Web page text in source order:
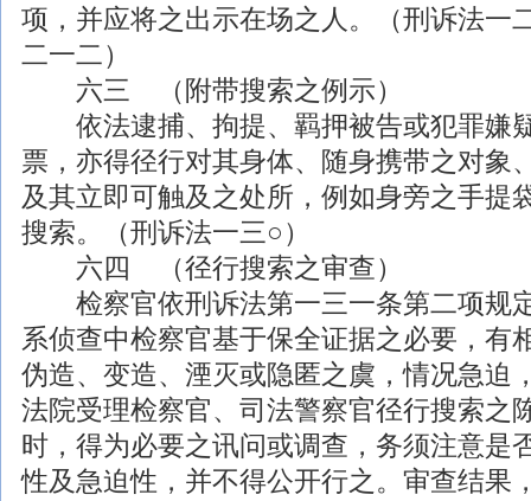
项，并应将之出示在场之人。（刑诉法一
二一二）
六三 （附带搜索之例示）
依法逮捕、拘提、羁押被告或犯罪嫌
票，亦得径行对其身体、随身携带之对象
及其立即可触及之处所，例如身旁之手提
搜索。（刑诉法一三○）
六四 （径行搜索之审查）
检察官依刑诉法第一三一条第二项规
系侦查中检察官基于保全证据之必要，有
伪造、变造、湮灭或隐匿之虞，情况急迫
法院受理检察官、司法警察官径行搜索之
时，得为必要之讯问或调查，务须注意是
性及急迫性，并不得公开行之。审查结果